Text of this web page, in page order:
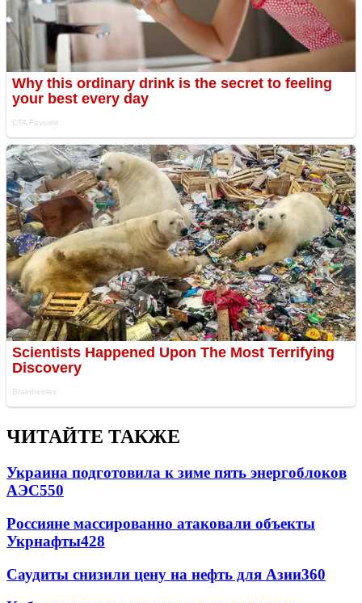
ЧИТАЙТЕ ТАКЖЕ
Украина подготовила к зиме пять энергоблоков
АЭС550
Россияне массированно атаковали объекты
Укрнафты428
Саудиты снизили цену на нефть для Азии360